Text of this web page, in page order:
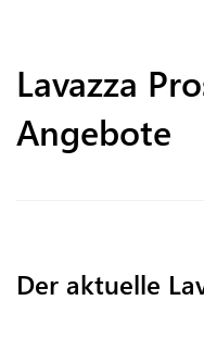
Lavazza
Angebote
Der aktuelle